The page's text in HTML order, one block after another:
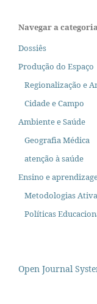
Navegar a
Dossiês
Produção do Espaço
Regionalização e
Cidade e Campo
Ambiente e Saúde
Geografia Médica
atenção à saúde
Ensino e
Metodologias
Políticas
Open Journal